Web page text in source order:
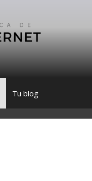
Tu blog